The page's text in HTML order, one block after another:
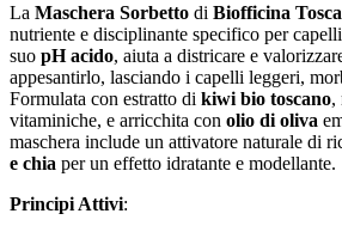
La Maschera Sorbetto di Biofficina
nutriente e disciplinante specifico per
suo pH acido, aiuta a districare e
appesantirlo, lasciando i capelli leggeri,
Formulata con estratto di kiwi bio toscano,
vitaminiche, e arricchita con olio di oliva
maschera include un attivatore naturale di
e chia per un effetto idratante e modellante.
Principi Attivi: